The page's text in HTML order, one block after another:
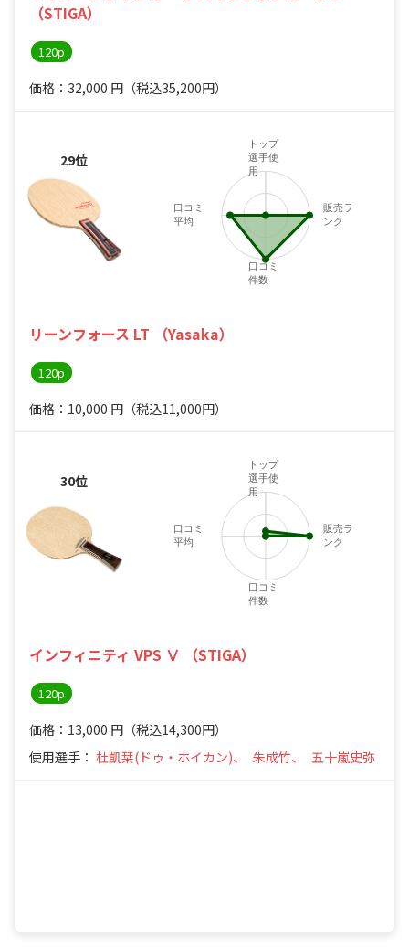
（STIGA）
120p
価格：32,000 円 （税込35,200円）
29位
リーンフォース LT （Yasaka）
120p
価格：10,000 円 （税込11,000円）
トップ
選手使
用
販売ラ
ンク
口コミ
件数
口コミ
平均
30位
インフィニティ VPS Ⅴ （STIGA）
120p
価格：13,000 円 （税込14,300円）
使用選手： 杜凱栞(ドゥ・ホイカン)、 朱成竹、 五十嵐史弥
トップ
選手使
用
販売ラ
ンク
口コミ
件数
口コミ
平均